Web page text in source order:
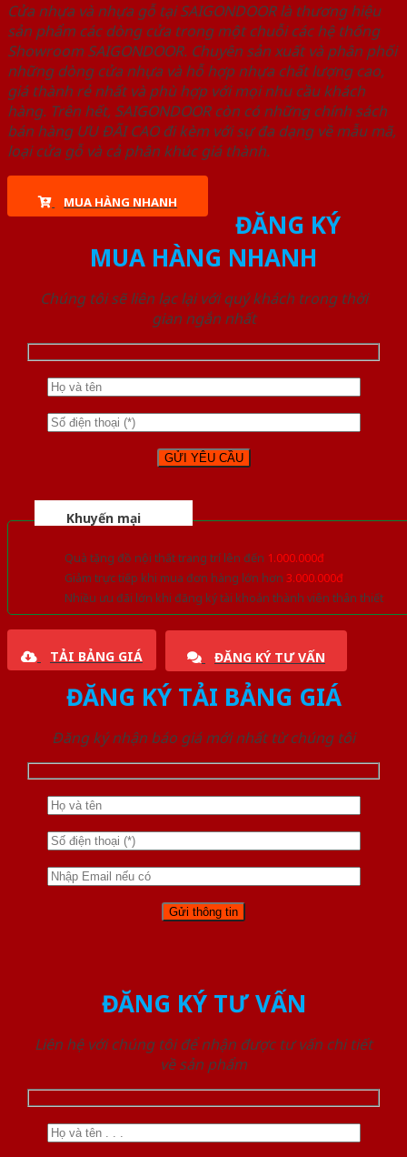
Cửa nhựa và nhựa gỗ tại SAIGONDOOR là thương hiệu
sản phẩm các dòng cửa trong một chuỗi các hệ thống
Showroom SAIGONDOOR. Chuyên sản xuất và phân phối
những dòng cửa nhựa và hỗ hợp nhựa chất lượng cao,
giá thành rẻ nhất và phù hợp với mọi nhu cầu khách
hàng. Trên hết, SAIGONDOOR còn có những chính sách
bán hàng ƯU ĐÃI CAO đi kèm với sự đa dạng về mẫu mã,
loại cửa gỗ và cả phân khúc giá thành.
MUA HÀNG NHANH
ĐĂNG KÝ
MUA HÀNG NHANH
Chúng tôi sẽ liên lạc lại với quý khách trong thời
gian ngắn nhất
Khuyến mại
Quà tặng đồ nội thất trang trí lên đến 1.000.000đ
Giảm trực tiếp khi mua đơn hàng lớn hơn 3.000.000đ
Nhiều ưu đãi lớn khi đăng ký tài khoản thành viên thân thiết
TẢI BẢNG GIÁ ĐĂNG KÝ TƯ VẤN
ĐĂNG KÝ TẢI BẢNG GIÁ
Đăng ký nhận báo giá mới nhất từ chúng tôi
ĐĂNG KÝ TƯ VẤN
Liên hệ với chúng tôi để nhận được tư vấn chi tiết
về sản phẩm